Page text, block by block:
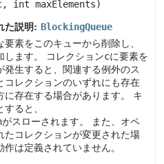
int maxElements)
た説明: BlockingQueue
素をこのキューから削除し、
ます。
コレクションcに要素を
生すると、関連する例外のス
コレクションのいずれにも存在
存在する場合があります。
キ
ると、
がスローされます。
また、オペ
たコレクションが変更された場
は定義されていません。